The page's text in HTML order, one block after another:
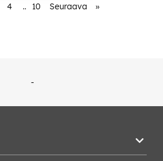
4 .. 10 Seuraava »
-